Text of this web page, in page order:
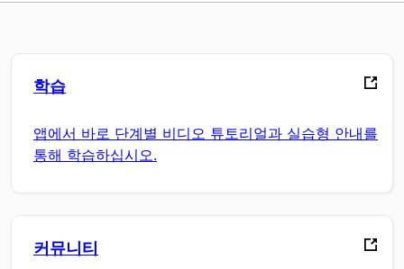
학습
앱에서 바로 단계별 비디오 튜토리얼과 실습형 안내를
통해 학습하십시오.
커뮤니티